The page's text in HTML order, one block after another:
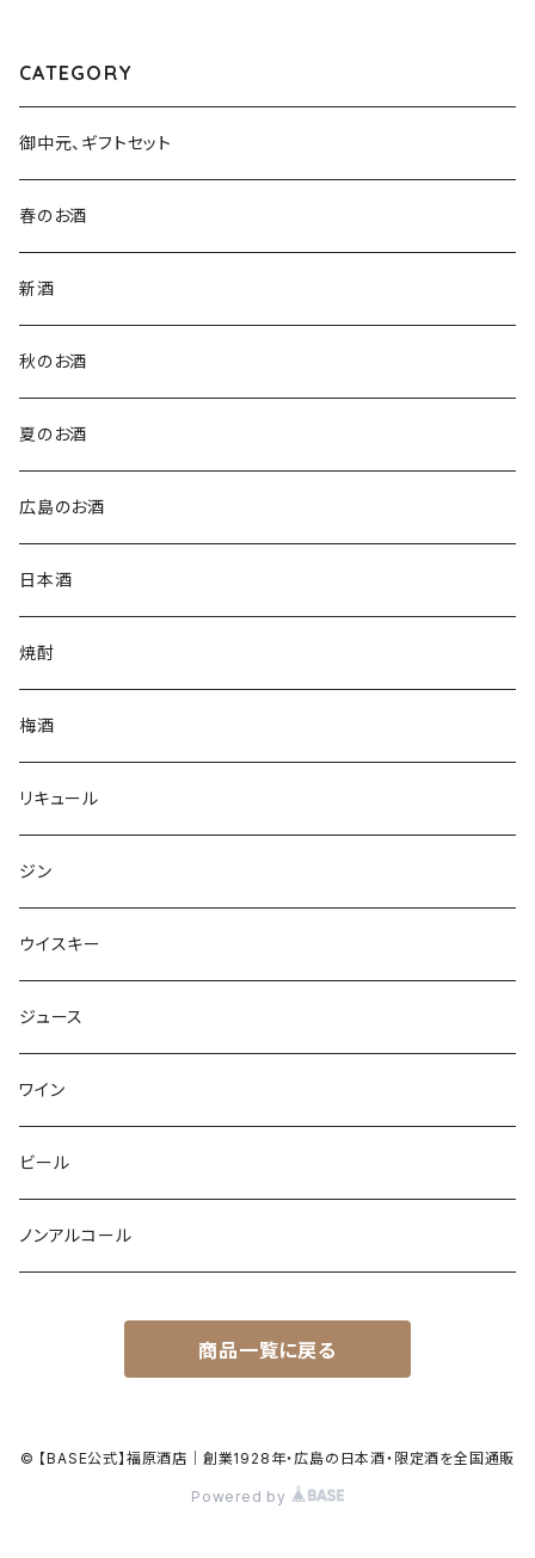
CATEGORY
御中元、ギフトセット
春のお酒
新酒
秋のお酒
夏のお酒
広島のお酒
日本酒
焼酎
梅酒
リキュール
ジン
ウイスキー
ジュース
ワイン
ビール
ノンアルコール
商品一覧に戻る
© 【BASE公式】福原酒店｜創業1928年・広島の日本酒・限定酒を全国通販
Powered by